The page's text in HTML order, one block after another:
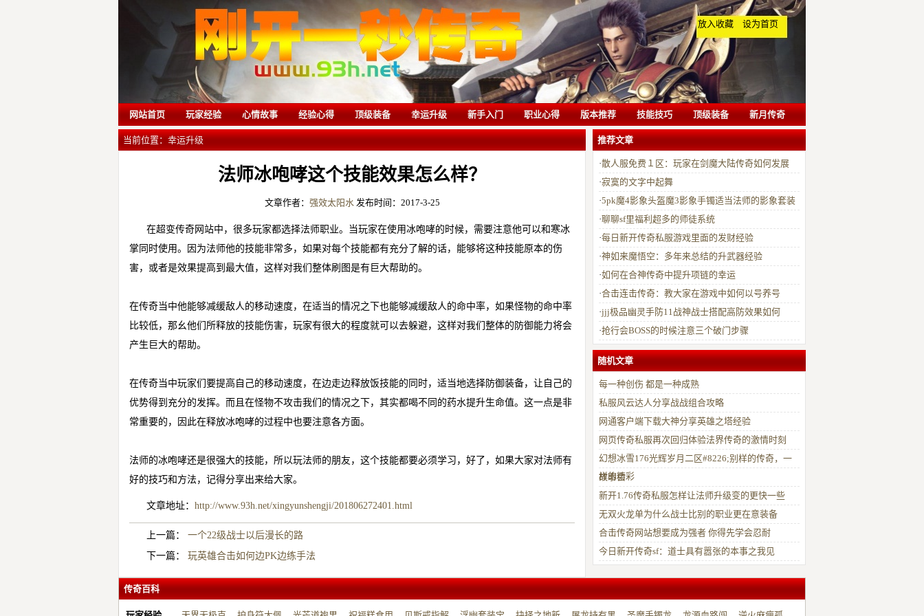
放入收藏 设为首页
网站首页 玩家经验 心情故事 经验心得 顶级装备 幸运升级 新手入门 职业心得 版本推荐 技能技巧 顶级装备 新月传奇
当前位置： 幸运升级
法师冰咆哮这个技能效果怎么样？
文章作者： 强效太阳水 发布时间：2017-3-25
在超变传奇网站中，很多玩家都选择法师职业。当玩家在使用冰咆哮的时候，需要注意他可以和寒冰
掌同时使用。因为法师他的技能非常多，如果对每个技能都有充分了解的话，能够将这种技能原本的伤
害，或者是效果提高到最大值，这样对我们整体刷图是有巨大帮助的。
在传奇当中他能够减缓敌人的移动速度，在适当的情况之下也能够减缓敌人的命中率，如果怪物的命中率
比较低，那幺他们所释放的技能伤害，玩家有很大的程度就可以去躲避，这样对我们整体的防御能力将会
产生巨大的帮助。
在传奇当中玩家们要提高自己的移动速度，在边走边释放饭技能的同时，适当地选择防御装备，让自己的
优势得到充分的发挥。而且在怪物不攻击我们的情况之下，其实都喝不同的药水提升生命值。这一点是非
常重要的，因此在释放冰咆哮的过程中也要注意各方面。
法师的冰咆哮还是很强大的技能，所以玩法师的朋友，这个技能都要必须学习，好了，如果大家对法师有
好的技巧和方法，记得分享出来给大家。
文章地址： http://www.93h.net/xingyunshengji/201806272401.html
上一篇： 一个22级战士以后漫长的路
下一篇： 玩英雄合击如何边PK边练手法
推荐文章
·散人服免费１区：玩家在剑魔大陆传奇如何发展
·寂寞的文字中起舞
·5pk魔4影象头盔魔3影象手镯适当法师的影象套装
·聊聊sf里福利超多的师徒系统
·每日新开传奇私服游戏里面的发财经验
·神如来魔悟空：多年来总结的升武器经验
·如何在合神传奇中提升项链的幸运
·合击连击传奇：教大家在游戏中如何以号养号
·jjj极品幽灵手防11战神战士搭配高防效果如何
·抢行会BOSS的时候注意三个破门步骤
随机文章
每一种创伤 都是一种成熟
私服风云达人分享战战组合攻略
网通客户端下载大神分享英雄之塔经验
网页传奇私服再次回归体验法界传奇的激情时刻
幻想冰雪176光辉岁月二区#8226;别样的传奇，一
样的精彩
故事会
新开1.76传奇私服怎样让法师升级变的更快一些
无双火龙单为什么战士比别的职业更在意装备
合击传奇网站想要成为强者 你得先学会忍耐
今日新开传奇sf：道士具有嚣张的本事之我见
传奇百科